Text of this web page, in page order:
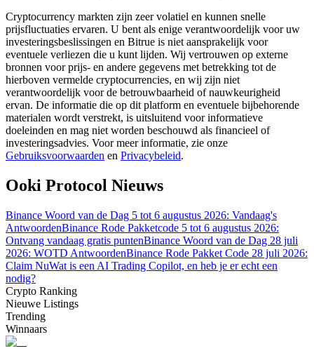
Gids
Futures-startgids
Handelsstrategieën
Leer hoe u winstgevend kunt blijven
Cryptocurrency markten zijn zeer volatiel en kunnen snelle
prijsfluctuaties ervaren. U bent als enige verantwoordelijk voor uw
investeringsbeslissingen en Bitrue is niet aansprakelijk voor
eventuele verliezen die u kunt lijden. Wij vertrouwen op externe
bronnen voor prijs- en andere gegevens met betrekking tot de
hierboven vermelde cryptocurrencies, en wij zijn niet
verantwoordelijk voor de betrouwbaarheid of nauwkeurigheid
ervan. De informatie die op dit platform en eventuele bijbehorende
materialen wordt verstrekt, is uitsluitend voor informatieve
doeleinden en mag niet worden beschouwd als financieel of
investeringsadvies. Voor meer informatie, zie onze
Gebruiksvoorwaarden en Privacybeleid.
Ooki Protocol Nieuws
Binance Woord van de Dag 5 tot 6 augustus 2026: Vandaag's
AntwoordenBinance Rode Pakketcode 5 tot 6 augustus 2026:
Ontvang vandaag gratis puntenBinance Woord van de Dag 28 juli
2026: WOTD AntwoordenBinance Rode Pakket Code 28 juli 2026:
Claim NuWat is een AI Trading Copilot, en heb je er echt een
nodig?
Crypto Ranking
Nieuwe Listings
Trending
Winnaars